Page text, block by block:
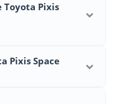
Toyota Pixis
Pixis Space